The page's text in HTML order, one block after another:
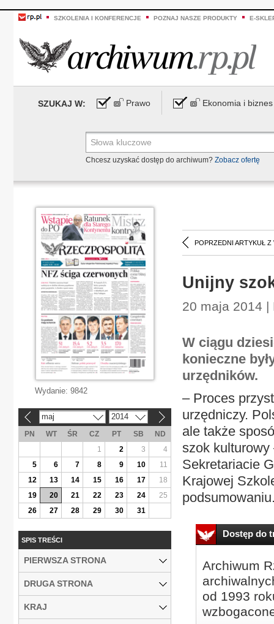
SZKOLENIA I KONFERENCJE POZNAJ NASZE PRODUKTY E-
SZUKAJ W: Prawo Ekonomia i biznes
Chcesz uzyskać dostęp do archiwum? Zobacz ofertę
POPRZEDNI ARTYKUŁ Z
Unijny
20 maja 2014 |
W ciągu
konieczne
urzędników.
– Proces
urzędniczy.
ale także
szok kulturowy
Sekretariacie
Krajowej
Dostęp do
Archiwum
od 1993
Wydanie: 9842
maj 2014
PN WT ŚR CZ PT SB
ND
1
2 3
4
5
6 7 8 9 10
11
12
13 14 15 16 17
18
19
20 21 22 23 24
25
26
27 28 29 30 31
SPIS TREŚCI
PIERWSZA STRONA
DRUGA STRONA
KRAJ